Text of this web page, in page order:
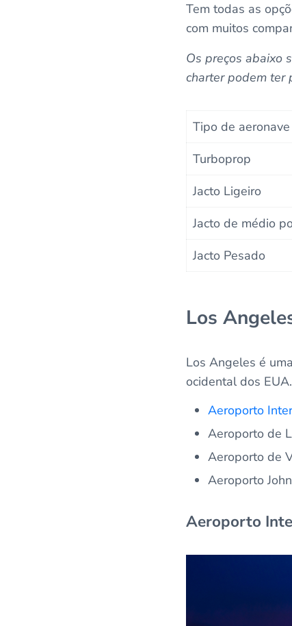
Tem todas as
com muitos
Os preços abaixo
charter podem ter
Tipo de aeronave
Turboprop
Jacto Ligeiro
Jacto de médio
Jacto Pesado
Los
Los Angeles é
ocidental dos
Aeroporto
Aeroporto de
Aeroporto de
Aeroporto
Aeroporto